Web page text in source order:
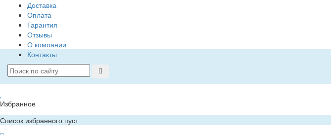
Доставка
Оплата
Гарантия
Отзывы
О компании
Контакты
Избранное
Список избранного пуст